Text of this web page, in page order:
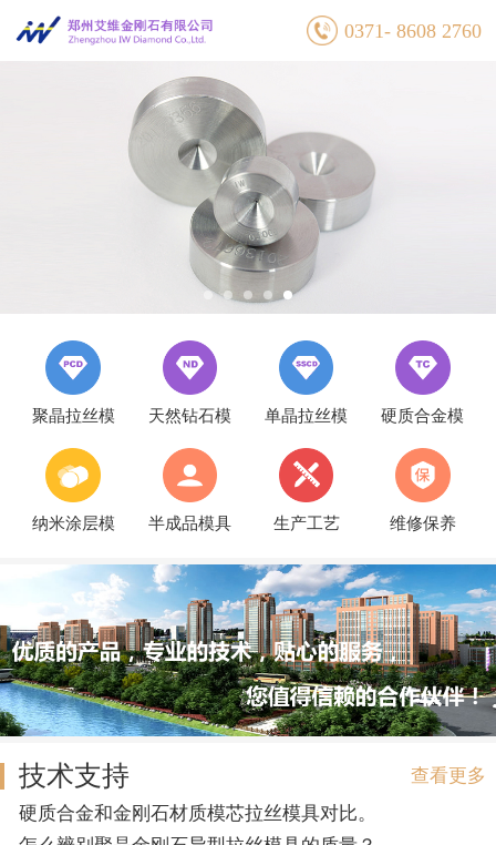
0371- 8608 2760
聚晶拉丝模 天然钻石模 单晶拉丝模 硬质合金模
纳米涂层模 半成品模具 生产工艺 维修保养
技术支持
查看更多
硬质合金和金刚石材质模芯拉丝模具对比。